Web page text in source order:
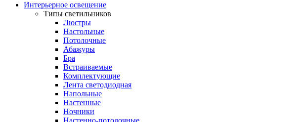
Интерьерное освещение
Типы светильников
Люстры
Настольные
Потолочные
Абажуры
Бра
Встраиваемые
Комплектующие
Лента светодиодная
Напольные
Настенные
Ночники
Настенно-потолочные